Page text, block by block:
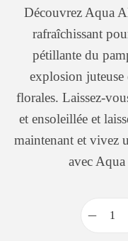
Découvrez Aqua
rafraîchissant
pétillante du
explosion juteuse
florales. Laissez-
et ensoleillée et
maintenant et vivez
avec